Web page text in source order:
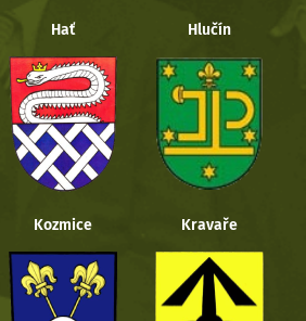
Hať Hlučín
Kozmice Kravaře